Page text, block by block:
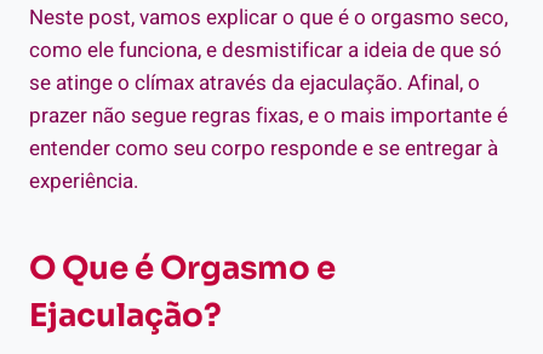
Neste post, vamos explicar o que é o orgasmo seco,
como ele funciona, e desmistificar a ideia de que só
se atinge o clímax através da ejaculação. Afinal, o
prazer não segue regras fixas, e o mais importante é
entender como seu corpo responde e se entregar à
experiência.
O Que é Orgasmo e
Ejaculação?